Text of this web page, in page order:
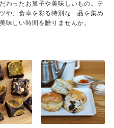
わったお菓子や美味しいもの。テ
や、食卓を彩る特別な一品を集め
味しい時間を贈りませんか。